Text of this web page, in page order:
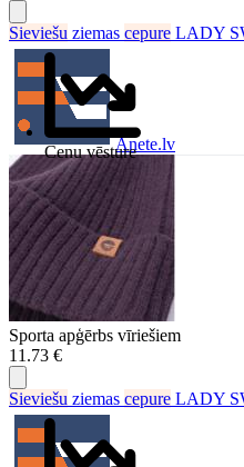
Cenu vēsture
Sieviešu ziemas cepure LADY
Anete.lv
Sporta apģērbs vīriešiem
11.73 €
Sieviešu ziemas cepure LADY